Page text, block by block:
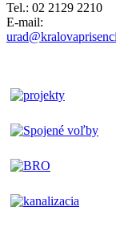
Tel.: 02 2129 2210
E-mail: